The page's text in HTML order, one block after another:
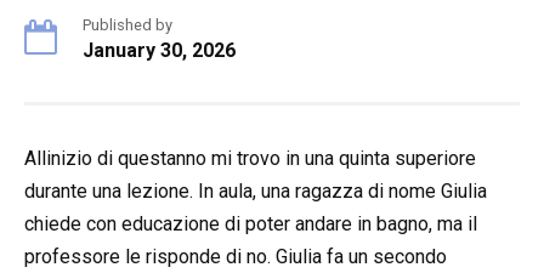
Published by
January 30, 2026
Allinizio di questanno mi trovo in una quinta superiore
durante una lezione. In aula, una ragazza di nome Giulia
chiede con educazione di poter andare in bagno, ma il
professore le risponde di no. Giulia fa un secondo